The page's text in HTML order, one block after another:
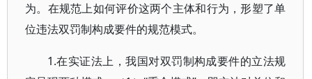
为。在规范上如何评价这两个主体和行为，形塑了单
位违法双罚制构成要件的规范模式。
1.在实证法上，我国对双罚制构成要件的立法规